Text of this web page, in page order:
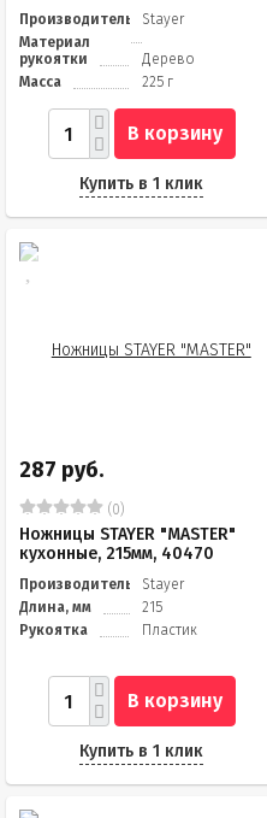
Производитель
Stayer
Материал
рукоятки
Дерево
Масса
225 г
В корзину
Купить в 1 клик
287 руб.
(0)
Ножницы STAYER "MASTER"
кухонные, 215мм, 40470
Производитель
Stayer
Длина, мм
215
Рукоятка
Пластик
В корзину
Купить в 1 клик